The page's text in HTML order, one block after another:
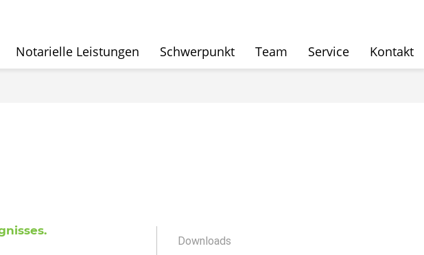
Notarielle Leistungen Schwerpunkt Team Service Kontakt
Downloads